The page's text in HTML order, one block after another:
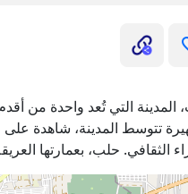
المدينة التي تُعد واحدة من
تتوسط المدينة، شاهدة
الثقافي. حلب، بعمارتها